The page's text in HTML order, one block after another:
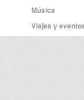
Música
Viajes y